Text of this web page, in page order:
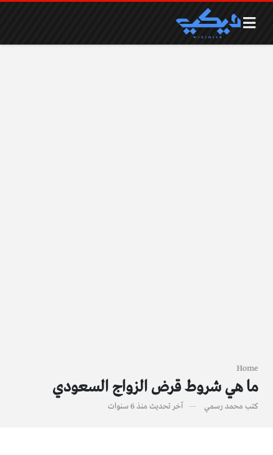
Home
ما هي شروط قرض الزواج السعودي
كتب محمد رسمي آخر تحديث منذ 6 سنوات